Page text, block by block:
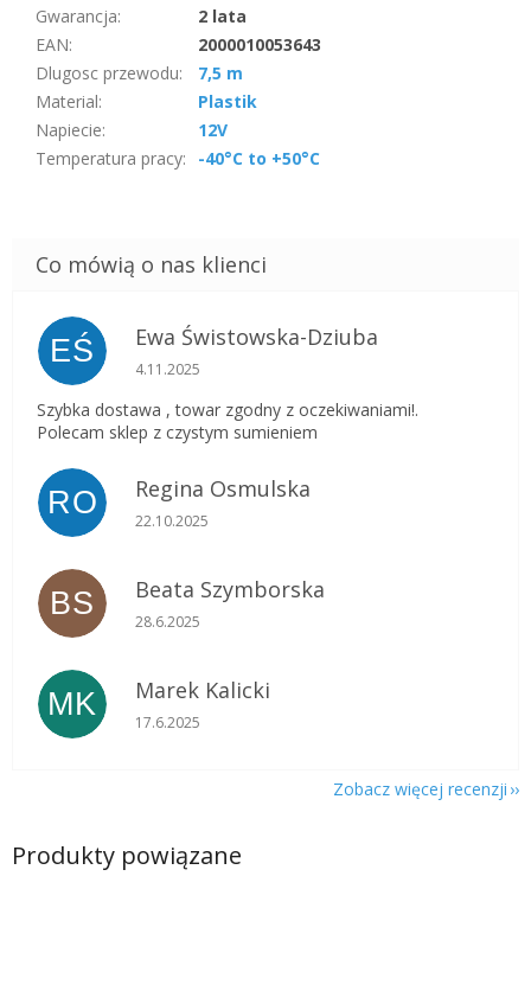
Produkty powiązane
Gwarancja:
2 lata
EAN:
2000010053643
Dlugosc przewodu:
7,5 m
Material:
Plastik
Napiecie:
12V
Temperatura pracy: -40°C to +50°C
EŚ Ewa Świstowska-Dziuba
Ocena sklepu to 5 na 5 gwiazdek.
4.11.2025
Szybka dostawa , towar zgodny z oczekiwaniami!.
Polecam sklep z czystym sumieniem
RO Regina Osmulska
Ocena sklepu to 5 na 5 gwiazdek.
22.10.2025
BS Beata Szymborska
Ocena sklepu to 5 na 5 gwiazdek.
28.6.2025
MK Marek Kalicki
Ocena sklepu to 5 na 5 gwiazdek.
17.6.2025
Zobacz więcej recenzji